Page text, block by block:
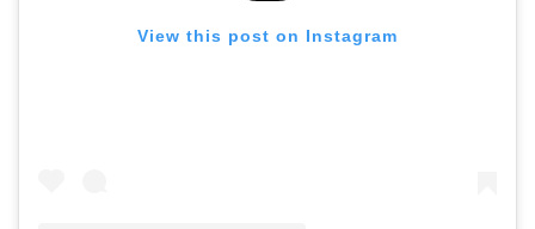
View this post on Instagram